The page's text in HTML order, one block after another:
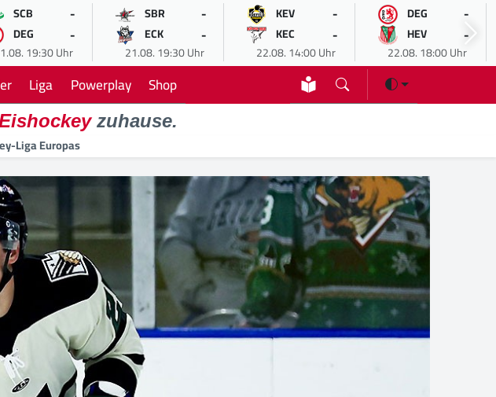
SCB -
DEG -
19:30 Uhr
SBR -
ECK -
21.08. 19:30 Uhr
KEV -
KEC -
22.08. 14:00 Uhr
DEG -
HEV -
22.08. 18:00 Uhr
Liga Powerplay Shop
zuhause.
Liga Europas